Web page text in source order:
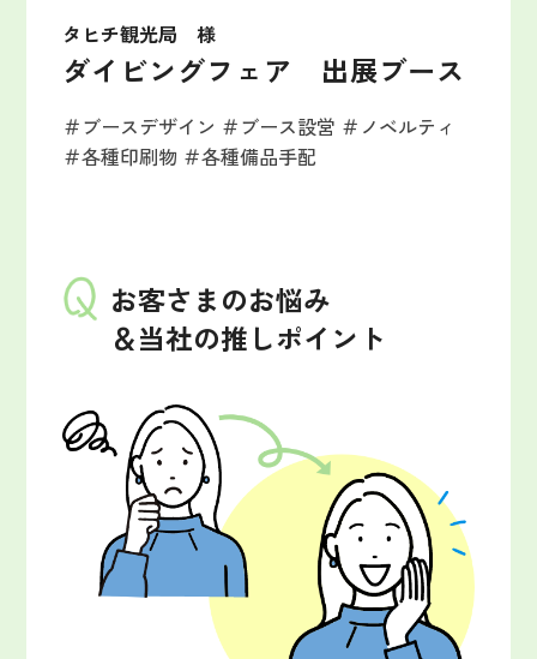
タヒチ観光局 様
ダイビングフェア 出展ブース
＃ブースデザイン ＃ブース設営 ＃ノベルティ
＃各種印刷物 ＃各種備品手配
お客さまのお悩み
＆当社の推しポイント